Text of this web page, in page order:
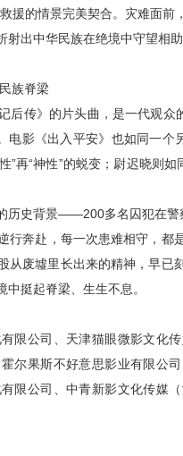
援的情景完美契合。灾难面
射出中华民族在绝境中守望相
族脊梁
后传》的片头曲，是一代观众
电影《出入平安》也如同一个
”再“神性”的蜕变；尉迟晓则
历史背景——200多名囚犯在
行奔赴，每一次患难相守，都
废墟里长出来的精神，早已
挺起脊梁、生生不息。
限公司、天津猫眼微影文化
尔果斯不好意思影业有限公司
限公司、中青新影文化传媒